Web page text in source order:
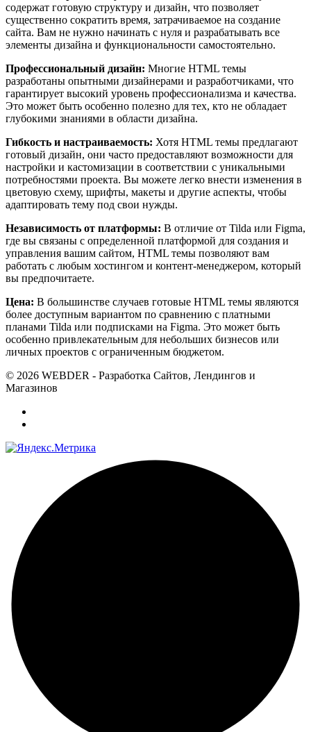
содержат готовую структуру и дизайн, что позволяет
существенно сократить время, затрачиваемое на создание
сайта. Вам не нужно начинать с нуля и разрабатывать все
элементы дизайна и функциональности самостоятельно.
Профессиональный дизайн: Многие HTML темы
разработаны опытными дизайнерами и разработчиками, что
гарантирует высокий уровень профессионализма и качества.
Это может быть особенно полезно для тех, кто не обладает
глубокими знаниями в области дизайна.
Гибкость и настраиваемость: Хотя HTML темы предлагают
готовый дизайн, они часто предоставляют возможности для
настройки и кастомизации в соответствии с уникальными
потребностями проекта. Вы можете легко внести изменения в
цветовую схему, шрифты, макеты и другие аспекты, чтобы
адаптировать тему под свои нужды.
Независимость от платформы: В отличие от Tilda или Figma,
где вы связаны с определенной платформой для создания и
управления вашим сайтом, HTML темы позволяют вам
работать с любым хостингом и контент-менеджером, который
вы предпочитаете.
Цена: В большинстве случаев готовые HTML темы являются
более доступным вариантом по сравнению с платными
планами Tilda или подписками на Figma. Это может быть
особенно привлекательным для небольших бизнесов или
личных проектов с ограниченным бюджетом.
© 2026 WEBDER - Разработка Сайтов, Лендингов и
Магазинов